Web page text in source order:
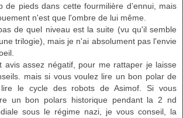
de pieds dans cette fourmilière d’ennui, mais
n'est que l'ombre de lui même.
de quel niveau est la suite (vu qu'il semble
trilogie), mais je n'ai absolument pas l'envie
avis assez négatif, pour me rattaper je laisse
mais si vous voulez lire un bon polar de
le cycle des robots de Asimof. Si vous
un bon polars historique pendant la 2 nd
sous le régime nazi, je vous conseil, la